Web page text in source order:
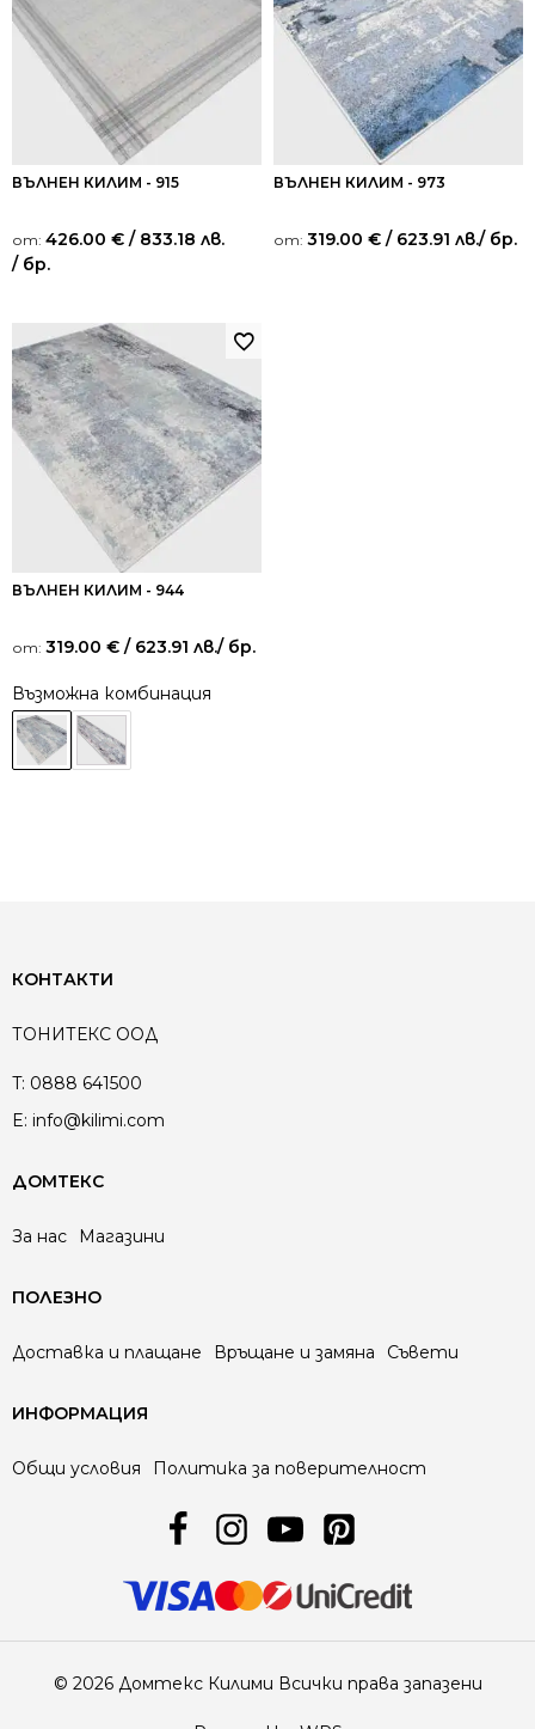
ВЪЛНЕН КИЛИМ - 915
от: 426.00 € / 833.18 лв.
/ бр.
ВЪЛНЕН КИЛИМ - 973
от: 319.00 € / 623.91 лв./ бр.
ВЪЛНЕН КИЛИМ - 944
от: 319.00 € / 623.91 лв./ бр.
Възможна комбинация
КОНТАКТИ
ТОНИТЕКС ООД
T: 0888 641500
E: info@kilimi.com
ДОМТЕКС
За нас Магазини
ПОЛЕЗНО
Доставка и плащане Връщане и замяна Съвети
ИНФОРМАЦИЯ
Общи условия Политика за поверителност
© 2026 Домтекс Килими Всички права запазени